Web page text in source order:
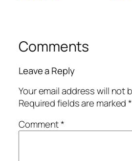
Comments
Leave a Reply
Your email address will not
Required fields are marked*
Comment*